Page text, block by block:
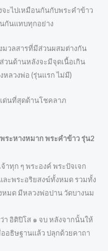
ะไปเหมือนกันกับพระคำข้าว
กันแทบทุกอย่าง
มวลสารที่มีส่วนผสมต่างกัน
วนด้านหลังจะมีจุดเนื้อเกิน
ลวงพ่อ (รุ่นแรก ไม่มี)
ด่นที่สุดด้านโชคลาภ
ระหางหมาก พระคำข้าว รุ่น2
าทุก ๆ พระองค์ พระปัจเจก
ละพระอริยสงฆ์ทั้งหมด รวมทั้ง
มด มีหลวงพ่อปาน วัดบางนม
อิติปิโส ๑ จบ หลังจากนั้นให้
อธิษฐานแล้ว ปลุกด้วยคาถา